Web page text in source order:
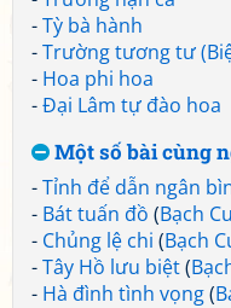
-Tỳ bà hành
-Trường tương tư
- Hoa phi hoa
-Đại Lâm tự đào hoa
Một số bài cùng
-Tỉnh để dẫn ngân
- Bát tuấn đồ (Bạch
- Chủng lệ chi (Bạch
-Tây Hồ lưu biệt(
- Hà đình tình vọng(